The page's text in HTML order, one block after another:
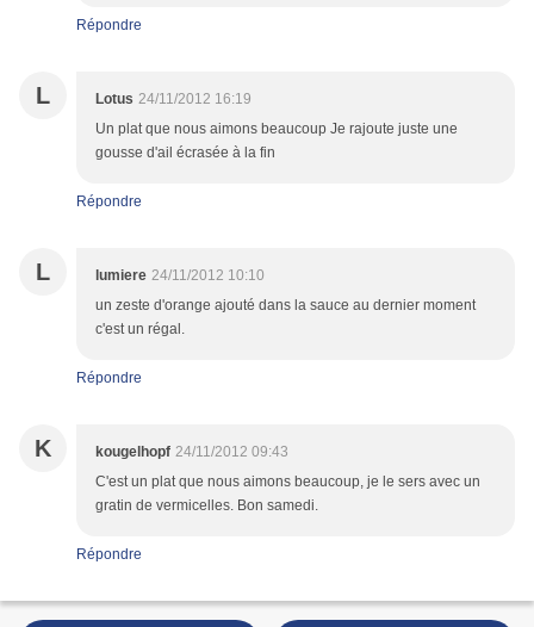
Répondre
L Lotus 24/11/2012 16:19
Un plat que nous aimons beaucoup Je rajoute juste une
gousse d'ail écrasée à la fin
Répondre
L lumiere 24/11/2012 10:10
un zeste d'orange ajouté dans la sauce au dernier moment
c'est un régal.
Répondre
K kougelhopf 24/11/2012 09:43
C'est un plat que nous aimons beaucoup, je le sers avec un
gratin de vermicelles. Bon samedi.
Répondre